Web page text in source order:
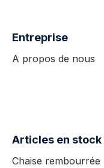
Entreprise
A propos de nous
Articles en stock
Chaise rembourrée